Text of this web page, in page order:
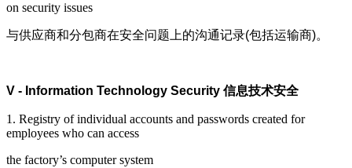
on security issues
与供应商和分包商在安全问题上的沟通记录(包括运输商)。
V - Information Technology Security 信息技术安全
1. Registry of individual accounts and passwords created for
employees who can access
the factory’s computer system